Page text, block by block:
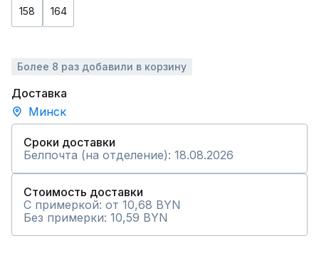
158 164
Более 8 раз добавили в корзину
Доставка
Минск
Сроки доставки
Белпочта (на отделение): 18.08.2026
Стоимость доставки
С примеркой: от 10,68 BYN
Без примерки: 10,59 BYN